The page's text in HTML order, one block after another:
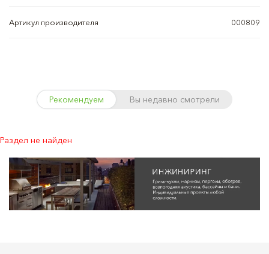
Артикул производителя 000809
Рекомендуем Вы недавно смотрели
Раздел не найден